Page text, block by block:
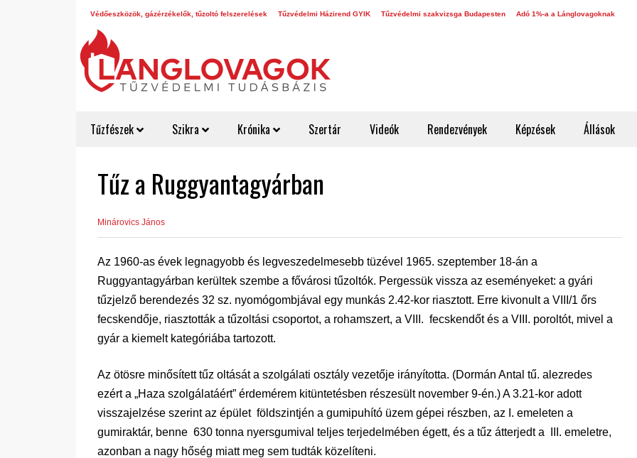
Védőeszközök, gázérzékelők, tűzoltó felszerelések Tűzvédelmi Házirend GYIK Tűzvédelmi szakvizsga Budapesten Adó 1%-a a Lánglovagoknak
Tűzfészek Szikra Krónika Szertár Videók Rendezvények Képzések Állások
Tűz a Ruggyantagyárban
Minárovics János
Az 1960-as évek legnagyobb és legveszedelmesebb tüzével 1965. szeptember 18-án a
Ruggyantagyárban kerültek szembe a fővárosi tűzoltók. Pergessük vissza az eseményeket: a gyári
tűzjelző berendezés 32 sz. nyomógombjával egy munkás 2.42-kor riasztott. Erre kivonult a VIII/1 őrs
fecskendője, riasztották a tűzoltási csoportot, a rohamszert, a VIII. fecskendőt és a VIII. poroltót, mivel a
gyár a kiemelt kategóriába tartozott.
Az ötösre minősített tűz oltását a szolgálati osztály vezetője irányította. (Dormán Antal tű. alezredes
ezért a „Haza szolgálatáért” érdemérem kitüntetésben részesült november 9-én.) A 3.21-kor adott
visszajelzése szerint az épület földszintjén a gumipuhító üzem gépei részben, az I. emeleten a
gumiraktár, benne 630 tonna nyersgumival teljes terjedelmében égett, és a tűz átterjedt a III. emeletre,
azonban a nagy hőség miatt meg sem tudták közelíteni.